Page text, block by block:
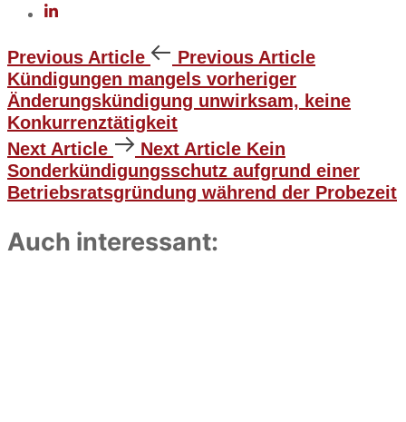
Previous Article
Previous Article
Kündigungen mangels vorheriger
Änderungskündigung unwirksam, keine
Konkurrenztätigkeit
Next Article
Next Article Kein
Sonderkündigungsschutz aufgrund einer
Betriebsratsgründung während der Probezeit
Auch interessant: